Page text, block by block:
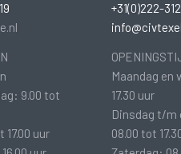
9.00 tot
uur
+31(0)222-312
Maandag en
17.30 uur
Dinsdag t/m
08.00 tot